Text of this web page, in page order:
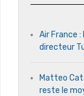
Air France :
directeur
Matteo
reste le